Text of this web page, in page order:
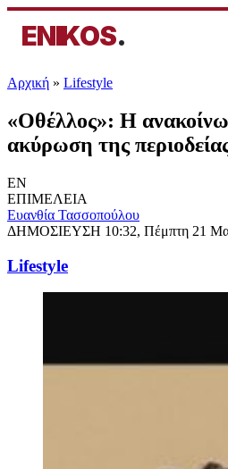
ENIKOS.
Αρχική » Lifestyle
«Οθέλλος»: Η
ακύρωση της
EN
ΕΠΙΜΕΛΕΙΑ
Ευανθία Τασσοπούλου
ΔΗΜΟΣΙΕΥΣΗ 10:32, Πέμπτη 21
Lifestyle